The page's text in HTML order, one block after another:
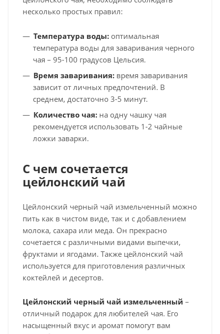
несколько простых правил:
Температура воды: оптимальная
температура воды для заваривания черного
чая – 95-100 градусов Цельсия.
Время заваривания: время заваривания
зависит от личных предпочтений. В
среднем, достаточно 3-5 минут.
Количество чая: на одну чашку чая
рекомендуется использовать 1-2 чайные
ложки заварки.
С чем сочетается
цейлонский чай
Цейлонский черный чай измельченный можно
пить как в чистом виде, так и с добавлением
молока, сахара или меда. Он прекрасно
сочетается с различными видами выпечки,
фруктами и ягодами. Также цейлонский чай
используется для приготовления различных
коктейлей и десертов.
Цейлонский черный чай измельченный –
отличный подарок для любителей чая. Его
насыщенный вкус и аромат помогут вам